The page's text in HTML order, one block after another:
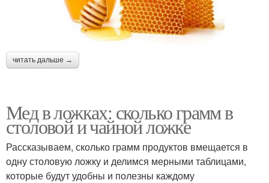
читать дальше →
Мед в ложках: сколько грамм в
столовой и чайной ложке
Рассказываем, сколько грамм продуктов вмещается в
одну столовую ложку и делимся мерными таблицами,
которые будут удобны и полезны каждому